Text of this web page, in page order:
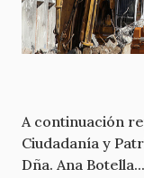
A continuación
Ciudadanía y
Dña. Ana Botella...